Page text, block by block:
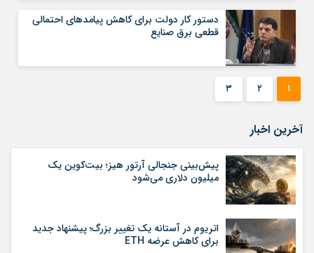
دستور کار دولت برای کاهش پیامدهای احتمالی
قطعی برق صنایع
۱ ۲ ۳
آخرین اخبار
پیش‌بینی جنجالی آرتور هیز؛ بیت‌کوین یک
میلیون دلاری می‌شود
اتریوم در آستانه یک تغییر بزرگ؛ پیشنهاد جدید
برای کاهش عرضه ETH